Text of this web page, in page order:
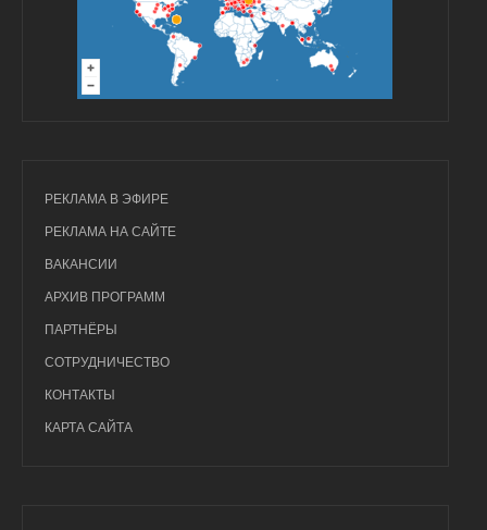
РЕКЛАМА В ЭФИРЕ
РЕКЛАМА НА САЙТЕ
ВАКАНСИИ
АРХИВ ПРОГРАММ
ПАРТНЁРЫ
СОТРУДНИЧЕСТВО
КОНТАКТЫ
КАРТА САЙТА